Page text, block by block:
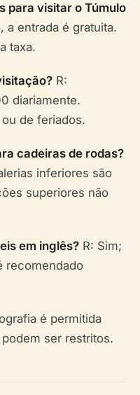
para visitar o Túmulo
a entrada é gratuita.
taxa.
R:
diariamente.
de feriados.
cadeiras de rodas?
inferiores são
superiores não
em inglês? R: Sim;
recomendado
é permitida
ser restritos.